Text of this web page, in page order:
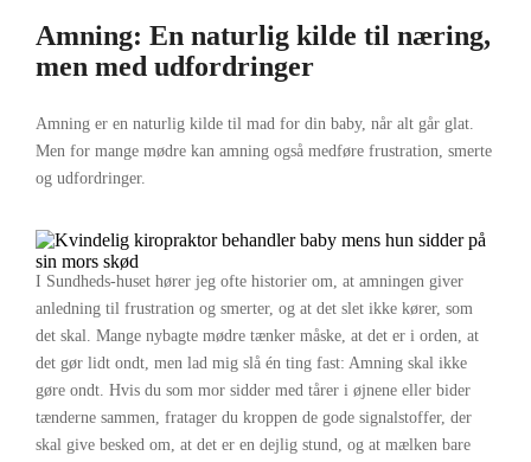
Amning: En naturlig kilde til næring,
men med udfordringer
Amning er en naturlig kilde til mad for din baby, når alt går glat.
Men for mange mødre kan amning også medføre frustration, smerte
og udfordringer.
I Sundheds-huset hører jeg ofte historier om, at amningen giver
anledning til frustration og smerter, og at det slet ikke kører, som
det skal. Mange nybagte mødre tænker måske, at det er i orden, at
det gør lidt ondt, men lad mig slå én ting fast: Amning skal ikke
gøre ondt. Hvis du som mor sidder med tårer i øjnene eller bider
tænderne sammen, fratager du kroppen de gode signalstoffer, der
skal give besked om, at det er en dejlig stund, og at mælken bare